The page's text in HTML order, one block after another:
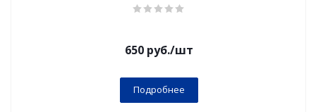
650руб./шт
Подробнее